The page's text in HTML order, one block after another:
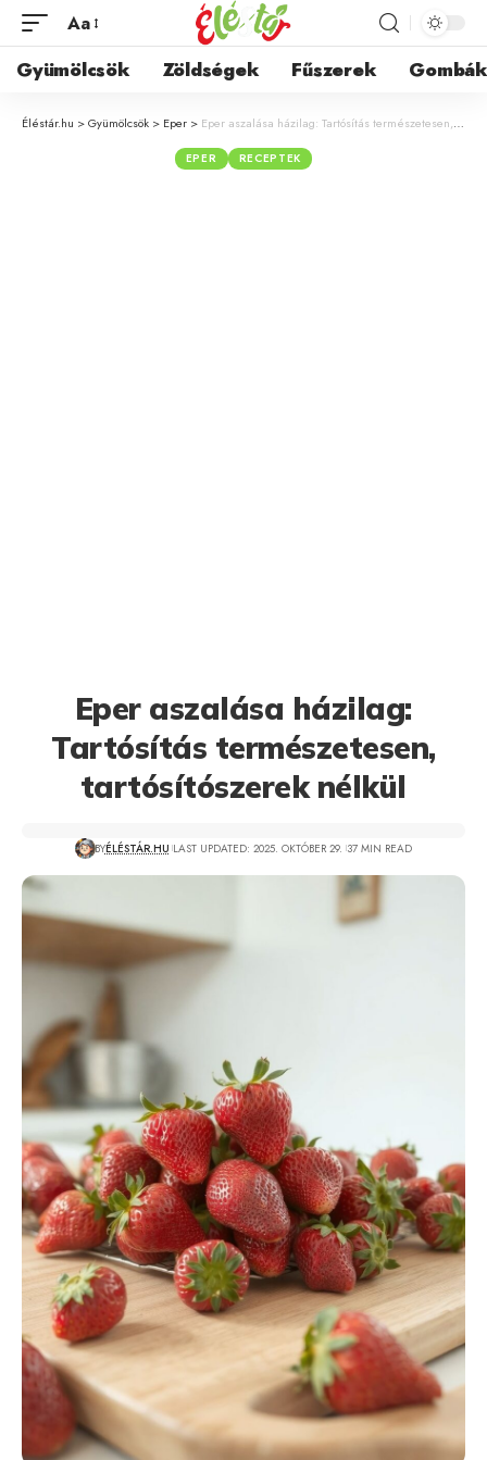
Aa
Gyümölcsök Zöldségek Fűszerek Gombák
Éléstár.hu >Gyümölcsök > Eper > Eper aszalása házilag: Tartósítás természetesen, tartósítószerek nélkül
EPER RECEPTEK
Eper aszalása házilag:
Tartósítás természetesen,
tartósítószerek nélkül
BYÉLÉSTÁR.HU LAST UPDATED: 2025. OKTÓBER 29. 37 MIN READ